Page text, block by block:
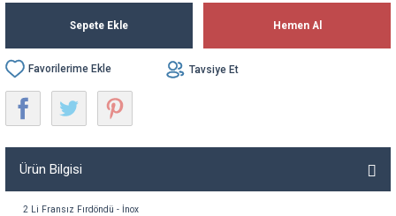
Sepete Ekle Hemen Al
Tavsiye Et
Ürün Bilgisi
2 Li Fransız Fırdöndü - İnox